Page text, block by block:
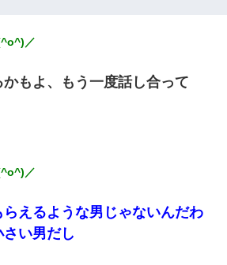
だけど、朝起きたら股間がなんかモッコ
娠した」俺『それじゃあ皆に祝ってもら
帰ってホームパーティー→俺『皆に祝え
』→
警備員」とかからかわれたけど、実はと
／
もよ、もう一度話し合って
／
えるような男じゃないんだわ
い男だし